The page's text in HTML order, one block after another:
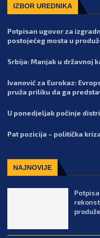
IZBOR UREDNIKA
Potpisan ugovor za
postojećeg mosta u
Srbija: Manjak u državnoj
Ivanović za Eurokaz:
pruža priliku da ga
U ponedjeljak počinje
Pat pozicija – politička
NAJNOVIJE